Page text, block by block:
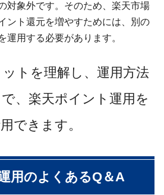
対象外です。そのため、楽天市場
ント還元を増やすためには、別の
運用する必要があります。
トを理解し、運用方法
、楽天ポイント運用を
できます。
用のよくあるQ＆A